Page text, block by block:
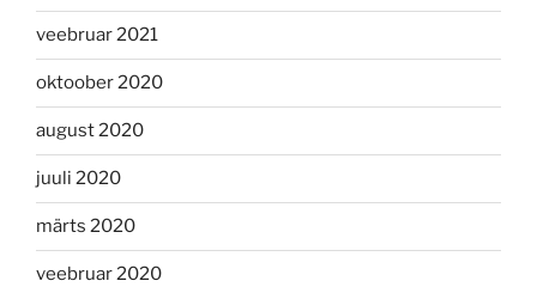
veebruar 2021
oktoober 2020
august 2020
juuli 2020
märts 2020
veebruar 2020